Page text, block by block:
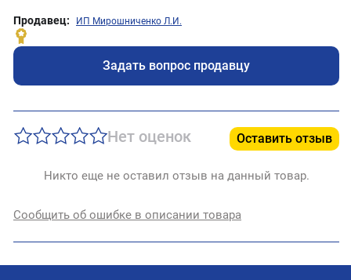
Продавец: ИП Мирошниченко Л.И.
Задать вопрос продавцу
Нет оценок Оставить отзыв
Никто еще не оставил отзыв на данный товар.
Сообщить об ошибке в описании товара